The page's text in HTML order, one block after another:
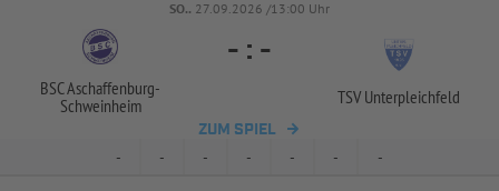
SO.. 27.09.2026 /13:00 Uhr
BSC Aschaffenburg-
Schweinheim
- : -
TSV Unterpleichfeld
ZUM SPIEL
- - - - - - -